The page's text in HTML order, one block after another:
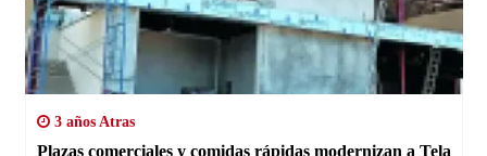
3 años Atras
Plazas comerciales y comidas rápidas modernizan a Tela